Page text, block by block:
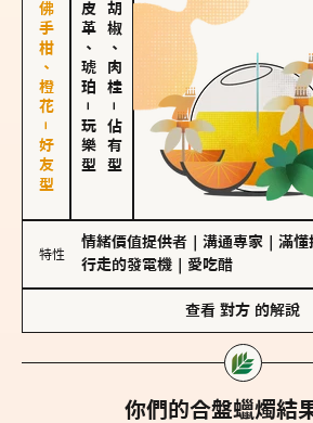
佛手柑、橙花－好友型 皮革、琥珀
－
玩樂型
胡椒、肉桂
－
佔有型
特性
情緒價值提供者 溝通專家 滿懂
行走的發電機
愛吃醋
查看 對方 的解說
你們的合盤蠟燭結